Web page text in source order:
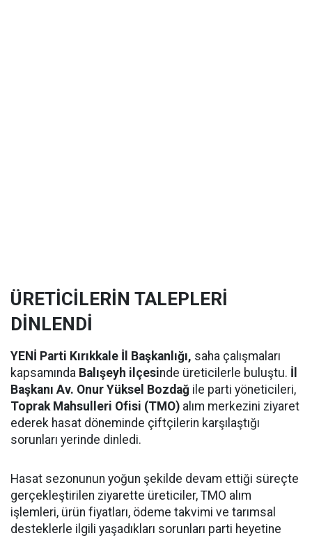
ÜRETİCİLERİN TALEPLERİ
DİNLENDİ
YENİ Parti Kırıkkale İl Başkanlığı, saha çalışmaları
kapsamında Balışeyh ilçesinde üreticilerle buluştu. İl
Başkanı Av. Onur Yüksel Bozdağ ile parti yöneticileri,
Toprak Mahsulleri Ofisi (TMO) alım merkezini ziyaret
ederek hasat döneminde çiftçilerin karşılaştığı
sorunları yerinde dinledi.
Hasat sezonunun yoğun şekilde devam ettiği süreçte
gerçekleştirilen ziyarette üreticiler, TMO alım
işlemleri, ürün fiyatları, ödeme takvimi ve tarımsal
desteklerle ilgili yaşadıkları sorunları parti heyetine